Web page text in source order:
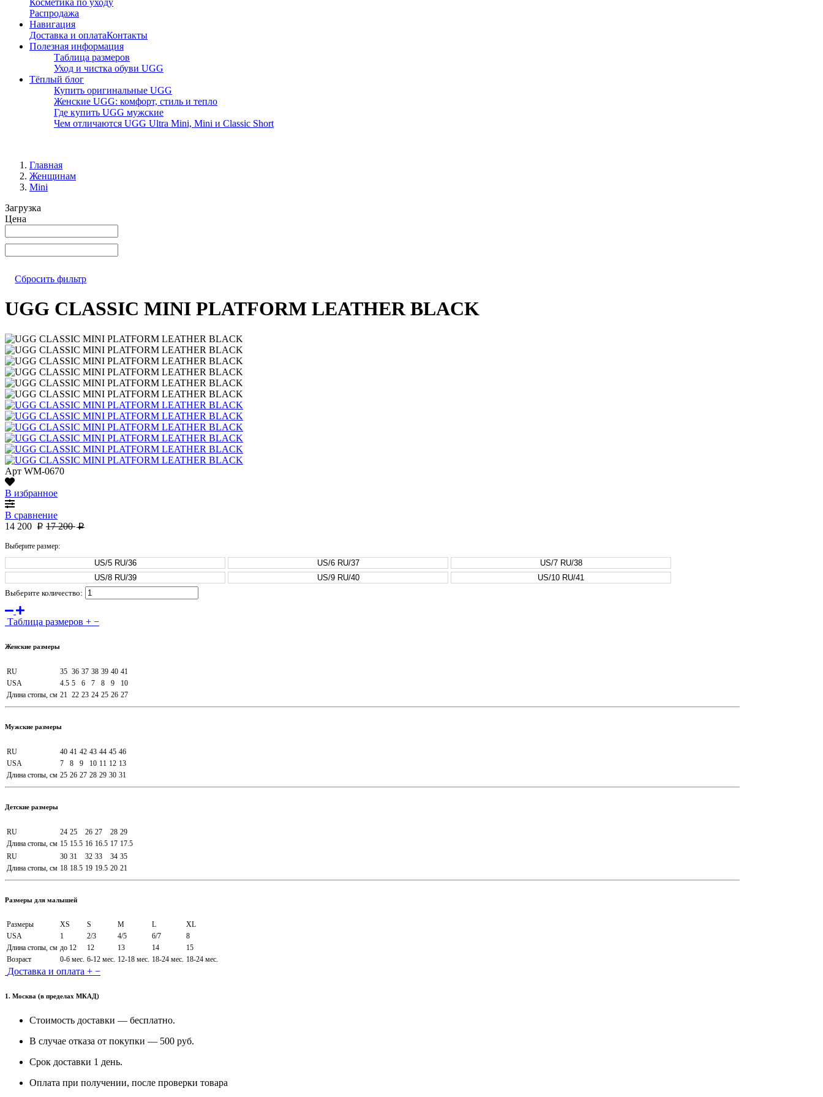
Косметика по уходу
Распродажа
Навигация
Доставка и оплатаКонтакты
Полезная информация
Таблица размеров
Уход и чистка обуви UGG
Тёплый блог
Купить оригинальные UGG
Женские UGG: комфорт, стиль и тепло
Где купить UGG мужские
Чем отличаются UGG Ultra Mini, Mini и Classic Short
Главная
Женщинам
Mini
Загрузка
Цена
Сбросить фильтр
UGG CLASSIC MINI PLATFORM LEATHER BLACK
Арт WM-0670
В избранное
В сравнение
14 200 p 17 200 p
Выберите размер:
US/5 RU/36 US/6 RU/37
US/7 RU/38
US/8 RU/39
US/9 RU/40
US/10 RU/41
Выберите количество:
Таблица размеров + −
Женские размеры
RU 35 36 37 38 39 40 41
USA
4.5 5 6 7 8 9
10
Длина стопы, см 21 22 23 24 25 26 27
Мужские размеры
RU 40 41 42 43 44 45 46
USA
7 8 9 10 11 12 13
Длина стопы, см 25 26 27 28 29 30 31
Детские размеры
RU 24 25 26 27 28 29
Длина стопы, см 15 15.5 16 16.5 17 17.5
RU
30 31 32 33 34 35
Длина стопы, см 18 18.5 19 19.5 20 21
Размеры для малышей
Размеры XS S M L
XL
USA
1 2/3 4/5 6/7
8
Длина стопы, см до 12 12 13 14
15
Возраст
0-6 мес. 6-12 мес. 12-18 мес. 18-24 мес. 18-24 мес.
Доставка и оплата + −
1. Москва (в пределах МКАД)
Стоимость доставки — бесплатно.
В случае отказа от покупки — 500 руб.
Срок доставки 1 день.
Оплата при получении, после проверки товара